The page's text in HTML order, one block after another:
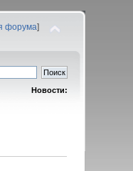
форума]
Новости: